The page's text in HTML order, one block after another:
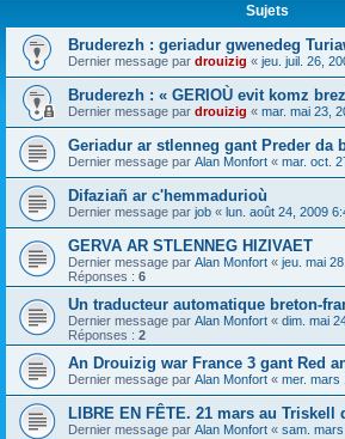
Sujets
Bruderezh : geriadur gwenedeg
Dernier message par drouizig « jeu. juil. 26,
Bruderezh : « GERIOÙ evit komz
Dernier message par drouizig « mar. mai 23,
Geriadur ar stlenneg gant Preder da
Dernier message par Alan Monfort « mar. oct.
Difaziañ ar c'hemmadurioù
Dernier message par job « lun. août 24, 2009
GERVA AR STLENNEG HIZIVAET
Dernier message par Alan Monfort « jeu. mai
Réponses : 6
Un traducteur automatique breton-
Dernier message par Alan Monfort « dim. mai
Réponses : 2
An Drouizig war France 3 gant Red
Dernier message par Alan Monfort « mer. mars
LIBRE EN FÊTE. 21 mars au Triskell
Dernier message par Alan Monfort « sam.